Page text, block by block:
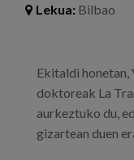
Lekua: Bilbao
Ekitaldi honetan,
doktoreak La
aurkeztuko du,
gizartean duen